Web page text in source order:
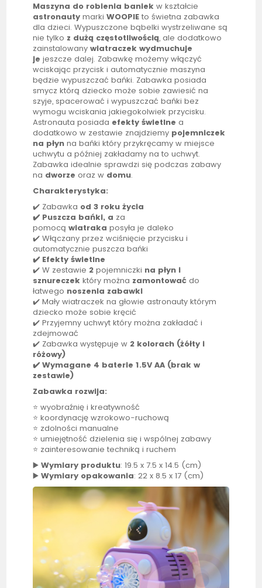
Maszyna do robienia baniek w kształcie
astronauty markiWOOPIE to świetna zabawka
dla dzieci. Wypuszczone bąbelki wystrzeliwane są
nie tylko z dużą częstotliwością, ale dodatkowo
zainstalowany wiatraczek wydmuchuje
je jeszcze dalej. Zabawkę możemy włączyć
wciskając przycisk i automatycznie maszyna
będzie wypuszczać bańki. Zabawka posiada
smycz którą dziecko może sobie zawiesić na
szyje, spacerować i wypuszczać bańki bez
wymogu wciskania jakiegokolwiek przycisku.
Astronauta posiada efekty świetlnea
dodatkowo w zestawie znajdziemy pojemniczek
na płyn na bańki który przykręcamy w miejsce
uchwytu a później zakładamy na to uchwyt.
Zabawka idealnie sprawdzi się podczas zabawy
na dworze oraz w domu.
Charakterystyka:
✔️ Zabawka od 3 roku życia
✔️ Puszcza bańki, a za
pomocąwiatraka posyła je daleko
✔️ Włączany przez wciśnięcie przycisku i
automatycznie puszcza bańki
✔️ Efekty świetlne
✔️ W zestawie 2pojemniczki na płyn i
sznureczekktóry można zamontowaćdo
łatwego noszenia zabawki
✔️ Mały wiatraczek na głowie astronauty którym
dziecko może sobie kręcić
✔️ Przyjemny uchwyt który można zakładać i
zdejmować
✔️ Zabawka występuje w 2 kolorach (żółty i
różowy)
✔️ Wymagane 4 baterie 1.5V AA (brak w
zestawie)
Zabawka rozwija:
⭐ wyobraźnię i kreatywność
⭐ koordynację wzrokowo-ruchową
⭐ zdolności manualne
⭐ umiejętność dzielenia się i wspólnej zabawy
⭐ zainteresowanie techniką i ruchem
▶️Wymiary produktu: 19.5 x 7.5 x 14.5 (cm)
▶️Wymiary opakowania: 22 x 8.5 x 17 (cm)